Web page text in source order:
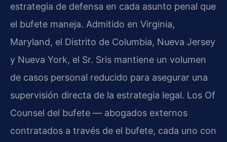
estrategia de defensa en cada asunto penal que
el bufete maneja. Admitido en Virginia,
Maryland, el Distrito de Columbia, Nueva Jersey
y Nueva York, el Sr. Sris mantiene un volumen
de casos personal reducido para asegurar una
supervisión directa de la estrategia legal. Los Of
Counsel del bufete — abogados externos
contratados a través de el bufete, cada uno con